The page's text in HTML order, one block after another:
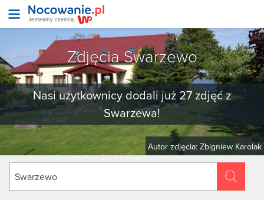
Zdjęcia Swarzewo
Nasi użytkownicy dodali już 27 zdjęć z
Swarzewa!
Autor zdjęcia: Zbigniew Karolak